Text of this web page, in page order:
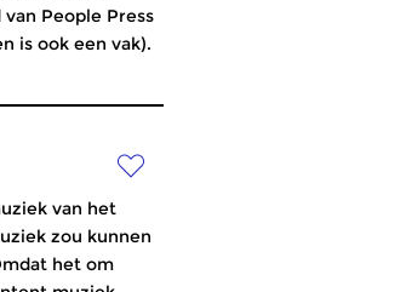
People Press
is ook een vak).
van het
zou kunnen
het om